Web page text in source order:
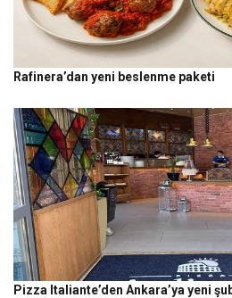
Rafinera’dan yeni beslenme paketi
Pizza Italiante’den Ankara’ya yeni